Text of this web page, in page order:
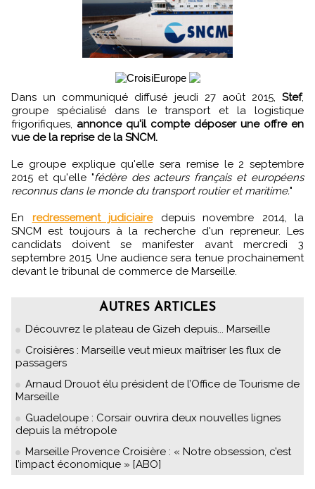
Dans un communiqué diffusé jeudi 27 août 2015, Stef,
groupe spécialisé dans le transport et la logistique
frigorifiques, annonce qu'il compte déposer une offre en
vue de la reprise de la SNCM.
Le groupe explique qu'elle sera remise le 2 septembre
2015 et qu'elle "fédère des acteurs français et européens
reconnus dans le monde du transport routier et maritime."
En redressement judiciairedepuis novembre 2014, la
SNCM est toujours à la recherche d'un repreneur. Les
candidats doivent se manifester avant mercredi 3
septembre 2015. Une audience sera tenue prochainement
devant le tribunal de commerce de Marseille.
AUTRES ARTICLES
Découvrez le plateau de Gizeh depuis... Marseille
Croisières : Marseille veut mieux maîtriser les flux de
passagers
Arnaud Drouot élu président de l’Office de Tourisme de
Marseille
Guadeloupe : Corsair ouvrira deux nouvelles lignes
depuis la métropole
Marseille Provence Croisière : « Notre obsession, c’est
l’impact économique » [ABO]